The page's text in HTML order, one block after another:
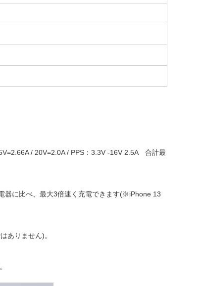
/ 20V=2.0A / PPS：3.3V -16V 2.5A 合計最
器に比べ、最大3倍速く充電できます(※iPhone 13
ありません)。